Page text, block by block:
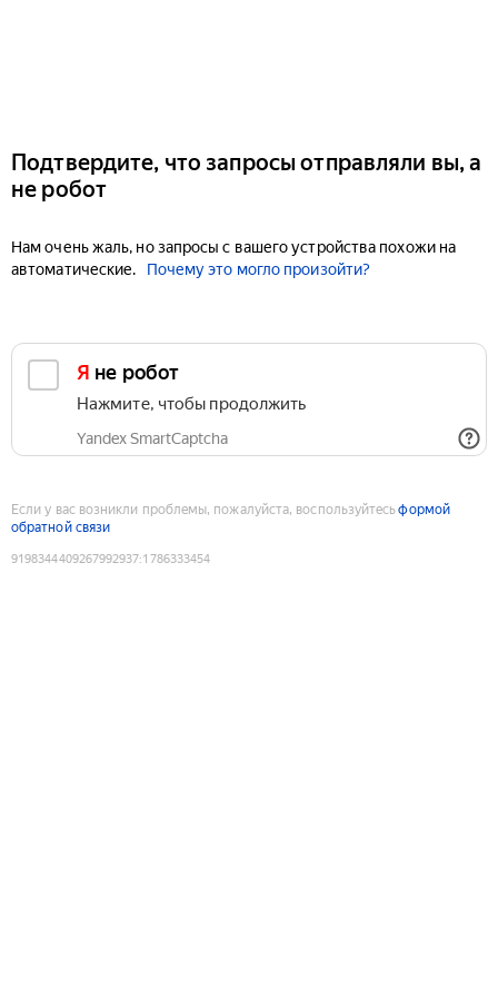
Подтвердите, что запросы отправляли вы, а
не робот
Нам очень жаль, но запросы с вашего устройства похожи на
автоматические.
Почему это могло произойти?
Я не робот
Нажмите, чтобы продолжить
Yandex SmartCaptcha
Если у вас возникли проблемы, пожалуйста, воспользуйтесьформой
обратной связи
9198344409267992937:1786333454